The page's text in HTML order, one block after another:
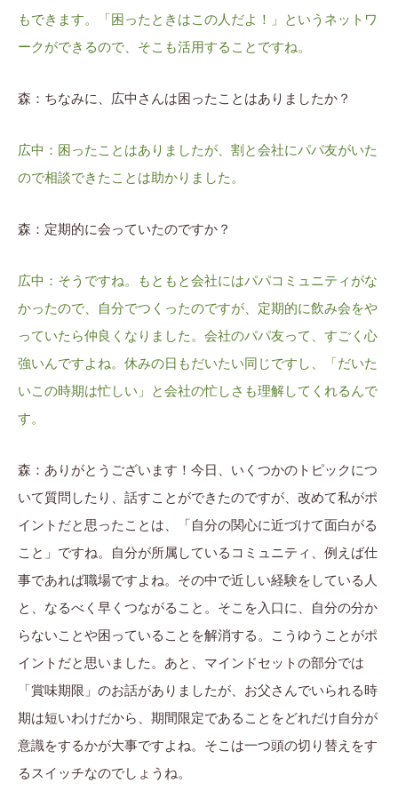
もできます。「困ったときはこの人だよ！」というネットワ
ークができるので、そこも活用することですね。
森：ちなみに、広中さんは困ったことはありましたか？
広中：困ったことはありましたが、割と会社にパパ友がいた
ので相談できたことは助かりました。
森：定期的に会っていたのですか？
広中：そうですね。もともと会社にはパパコミュニティがな
かったので、自分でつくったのですが、定期的に飲み会をや
っていたら仲良くなりました。会社のパパ友って、すごく心
強いんですよね。休みの日もだいたい同じですし、「だいた
いこの時期は忙しい」と会社の忙しさも理解してくれるんで
す。
森：ありがとうございます！今日、いくつかのトピックにつ
いて質問したり、話すことができたのですが、改めて私がポ
イントだと思ったことは、「自分の関心に近づけて面白がる
こと」ですね。自分が所属しているコミュニティ、例えば仕
事であれば職場ですよね。その中で近しい経験をしている人
と、なるべく早くつながること。そこを入口に、自分の分か
らないことや困っていることを解消する。こうゆうことがポ
イントだと思いました。あと、マインドセットの部分では
「賞味期限」のお話がありましたが、お父さんでいられる時
期は短いわけだから、期間限定であることをどれだけ自分が
意識をするかが大事ですよね。そこは一つ頭の切り替えをす
るスイッチなのでしょうね。